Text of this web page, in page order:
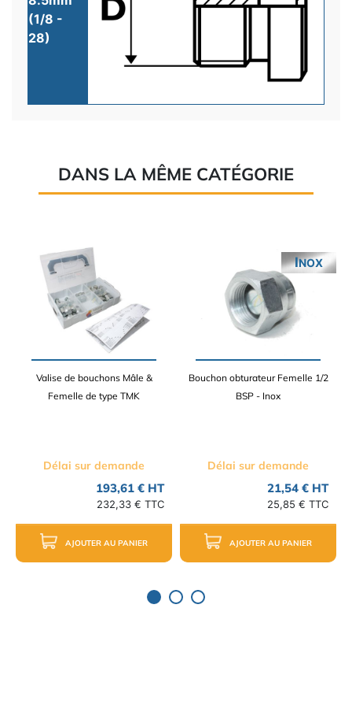
(1/8 -
28)
DANS LA MÊME CATÉGORIE
Valise de bouchons Mâle &
Femelle de type TMK
Délai sur demande
193,61 € HT
232,33 € TTC
AJOUTER AU PANIER
Bouchon obturateur Femelle 1/2
BSP - Inox
Délai sur demande
21,54 € HT
25,85 € TTC
AJOUTER AU PANIER
INOX